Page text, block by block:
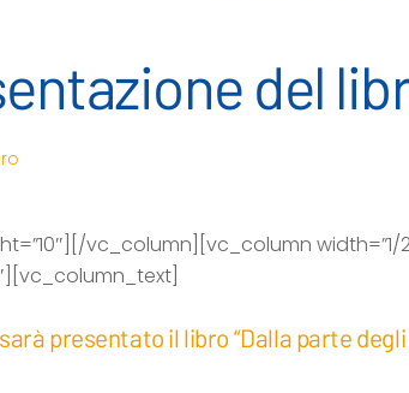
del
vc_column][vc_column width=”1/
presentato il libro “Dalla parte